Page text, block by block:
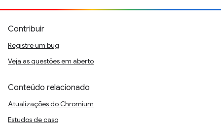
Contribuir
Registre um bug
Veja as questões em aberto
Conteúdo relacionado
Atualizações do Chromium
Estudos de caso